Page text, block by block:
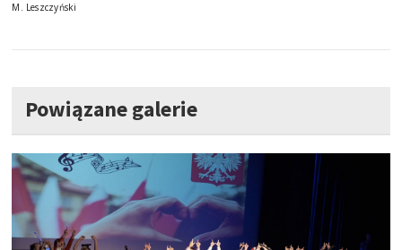
M. Leszczyński
Powiązane galerie